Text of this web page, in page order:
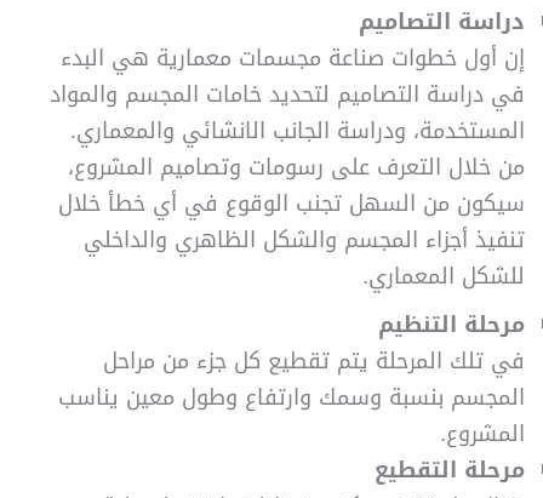
دراسة التصاميم
إن أول خطوات صناعة مجسمات معمارية هي البدء
في دراسة التصاميم لتحديد خامات المجسم والمواد
المستخدمة، ودراسة الجانب الانشائي والمعماري.
من خلال التعرف على رسومات وتصاميم المشروع،
سيكون من السهل تجنب الوقوع في أي خطأ خلال
تنفيذ أجزاء المجسم والشكل الظاهري والداخلي
للشكل المعماري.
مرحلة التنظيم
في تلك المرحلة يتم تقطيع كل جزء من مراحل
المجسم بنسبة وسمك وارتفاع وطول معين يناسب
المشروع.
مرحلة التقطيع